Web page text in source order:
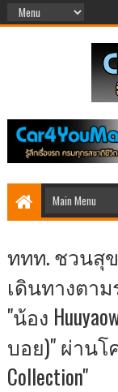
ททท. ชวนสุ
เดินทางตาม
"น้อง
บอย)" ผ่านโค
Collection"